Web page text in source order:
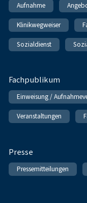
Aufnahme
Klinikwegweiser
Sozialdienst
Fachpublikum
Einweisung /
Veranstaltungen
Presse
Pressemitteilungen